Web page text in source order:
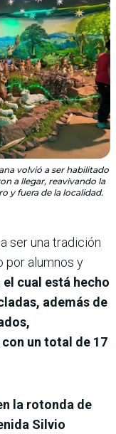
volvió a ser habilitado
a llegar, reavivando la
y fuera de la localidad.
ser una tradición
por alumnos y
el cual está hecho
además de
un total de 17
la rotonda de
Silvio